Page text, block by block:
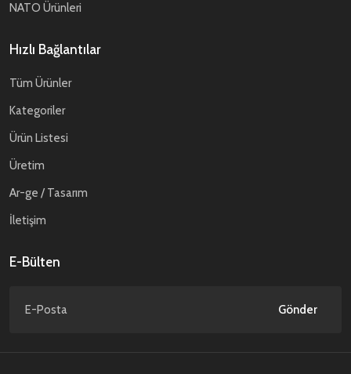
NATO Ürünleri
Hızlı Bağlantılar
Tüm Ürünler
Kategoriler
Ürün Listesi
Üretim
Ar-ge / Tasarım
İletişim
E-Bülten
Gönder